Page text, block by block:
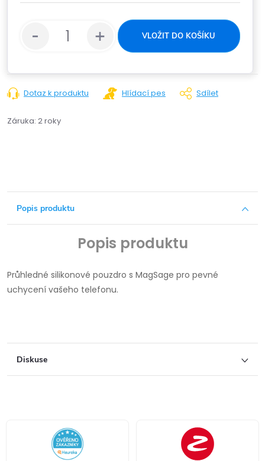
VLOŽIT DO KOŠÍKU
Dotaz k produktu Hlídací pes Sdílet
Záruka: 2 roky
Popis produktu
Popis produktu
Průhledné silikonové pouzdro s MagSage pro pevné
uchycení vašeho telefonu.
Diskuse